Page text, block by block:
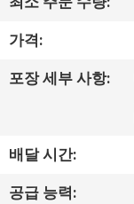
우
리
대
하
가격:
포장 세부 사항:
배달 시간:
공급 능력: